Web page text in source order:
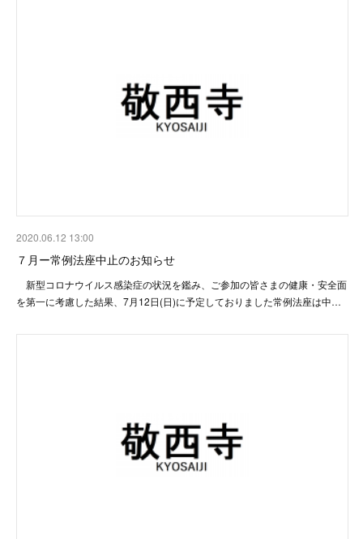
2020.06.12 13:00
７月ー常例法座中止のお知らせ
新型コロナウイルス感染症の状況を鑑み、ご参加の皆さまの健康・安全面
を第一に考慮した結果、7月12日(日)に予定しておりました常例法座は中…